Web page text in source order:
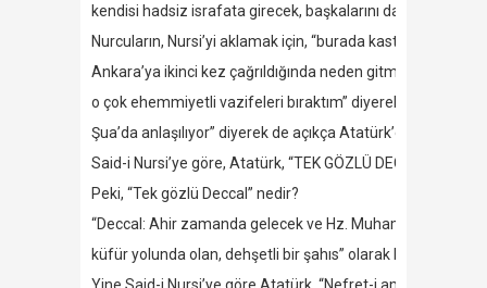
kendisi hadsiz israfata girecek, başkalarını da alıştıracak”
Nurcuların, Nursi’yi aklamak için, “burada kastedilen
Ankara’ya ikinci kez çağrıldığında neden gitmediğini
o çok ehemmiyetli vazifeleri bıraktım” diyerek
Şua’da anlaşılıyor” diyerek de açıkça Atatürk’e süfyan ve
Said-i Nursi’ye göre, Atatürk, “TEK GÖZLÜ DECCAL”dır;
Peki, “Tek gözlü Deccal” nedir?
“Deccal: Ahir zamanda gelecek ve Hz. Muhammed’in
küfür yolunda olan, dehşetli bir şahıs” olarak bilinmektedir.
Yine Said-i Nursi’ye göre Atatürk, “Nefret-i amme’ye